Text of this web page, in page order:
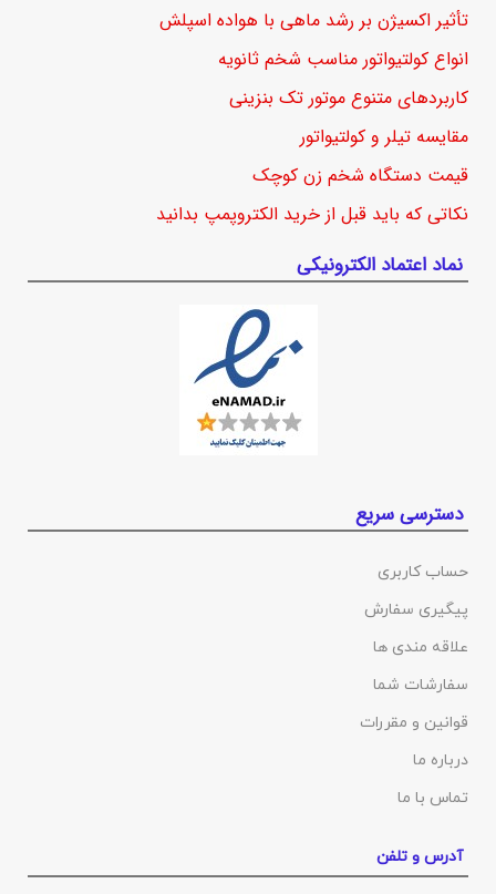
تأثیر اکسیژن بر رشد ماهی با هواده اسپلش
انواع کولتیواتور مناسب شخم ثانویه
کاربردهای متنوع موتور تک بنزینی
مقایسه تیلر و کولتیواتور
قیمت دستگاه شخم زن کوچک
نکاتی که باید قبل از خرید الکتروپمپ بدانید
نماد اعتماد الکترونیکی
دسترسی سریع
حساب کاربری
پیگیری سفارش
علاقه مندی ها
سفارشات شما
قوانین و مقررات
درباره ما
تماس با ما
آدرس و تلفن